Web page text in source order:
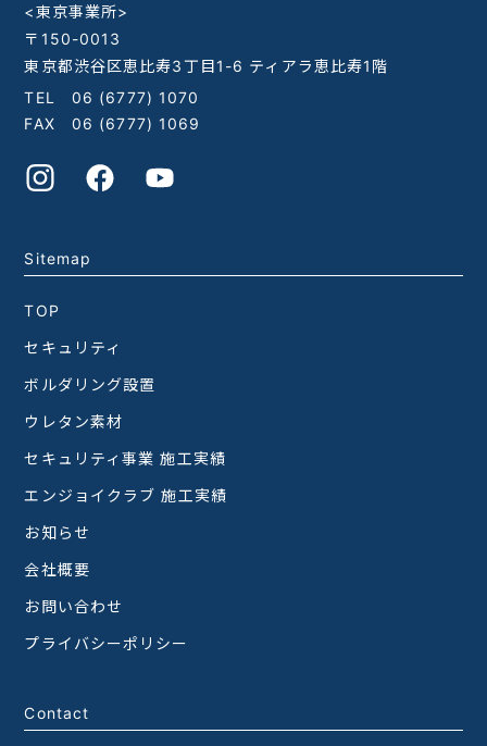
<東京事業所>
〒150-0013
東京都渋谷区恵比寿3丁目1-6 ティアラ恵比寿1階
TEL 06 (6777) 1070
FAX 06 (6777) 1069
Sitemap
TOP
セキュリティ
ボルダリング設置
ウレタン素材
セキュリティ事業 施工実績
エンジョイクラブ 施工実績
お知らせ
会社概要
お問い合わせ
プライバシーポリシー
Contact